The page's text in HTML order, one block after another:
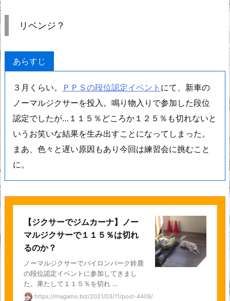
リベンジ？
あらすじ
３月くらい。 ＰＰＳの段位認定イベント にて、新車の
ノーマルジクサーを投入。鳴り物入りで参加した段位
認定でしたが…１１５％どころか１２５％も切れないと
いうお笑いな結果を生み出すことになってしまった。
まあ、色々と遅い原因もあり今回は練習会に挑むこと
に。
【ジクサーでジムカーナ】ノー
マルジクサーで１１５％は切れ
るのか？
ノーマルジクサーでパイロンパーク鈴鹿
の段位認定イベントに参加してきまし
た。果たして１１５％を切れ ...
https://magamo.biz/2021/03/11/post-4409/